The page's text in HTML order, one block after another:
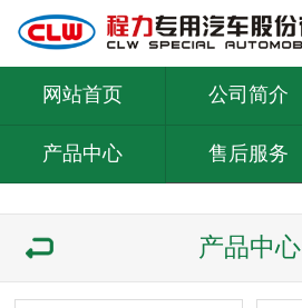
网站首页 公司简介
产品中心 售后服务
产品中心